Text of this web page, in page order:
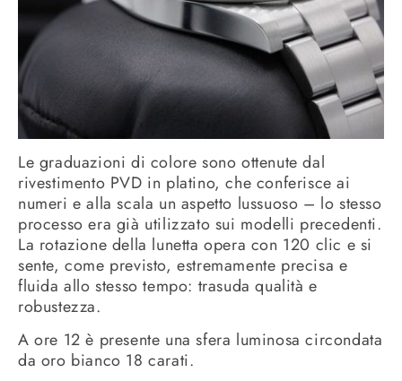
Le graduazioni di colore sono ottenute dal
rivestimento PVD in platino, che conferisce ai
numeri e alla scala un aspetto lussuoso – lo stesso
processo era già utilizzato sui modelli precedenti.
La rotazione della lunetta opera con 120 clic e si
sente, come previsto, estremamente precisa e
fluida allo stesso tempo: trasuda qualità e
robustezza.
A ore 12 è presente una sfera luminosa circondata
da oro bianco 18 carati.